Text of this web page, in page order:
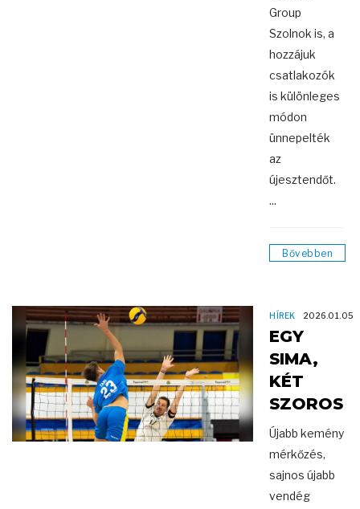
Group
Szolnok is, a
hozzájuk
csatlakozók
is különleges
módon
ünnepelték
az
újesztendőt.
...
Bővebben
HÍREK 2026.01.05
EGY
SIMA,
KÉT
SZOROS
Újabb kemény
mérkőzés,
sajnos újabb
vendég